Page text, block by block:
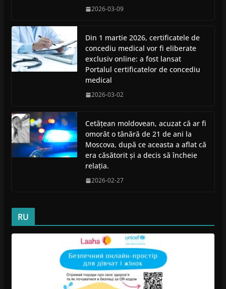
2026-03-09
Din 1 martie 2026, certificatele de
concediu medical vor fi eliberate
exclusiv online: a fost lansat
Portalul certificatelor de concediu
medical
2026-03-02
Cetățean moldovean, acuzat că ar fi
omorât o tânără de 21 de ani la
Moscova, după ce aceasta a aflat că
era căsătorit și a decis să încheie
relația.
2026-02-27
RU